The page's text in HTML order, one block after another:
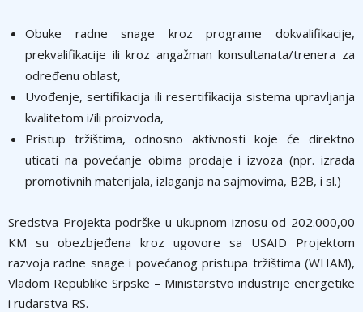
Obuke radne snage kroz programe dokvalifikacije,
prekvalifikacije ili kroz angažman konsultanata/trenera za
određenu oblast,
Uvođenje, sertifikacija ili resertifikacija sistema upravljanja
kvalitetom i/ili proizvoda,
Pristup tržištima, odnosno aktivnosti koje će direktno
uticati na povećanje obima prodaje i izvoza (npr. izrada
promotivnih materijala, izlaganja na sajmovima, B2B, i sl.)
Sredstva Projekta podrške u ukupnom iznosu od 202.000,00
KM su obezbjeđena kroz ugovore sa USAID Projektom
razvoja radne snage i povećanog pristupa tržištima (WHAM),
Vladom Republike Srpske – Ministarstvo industrije energetike
i rudarstva RS.